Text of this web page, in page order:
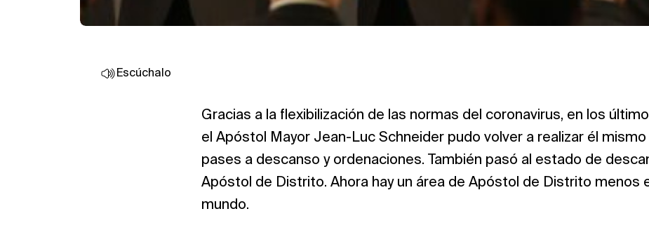
Escúchalo
Gracias a la flexibilización de las normas del coronavirus, en los
el Apóstol Mayor Jean-Luc Schneider pudo volver a realizar él
pases a descanso y ordenaciones. También pasó al estado de
Apóstol de Distrito. Ahora hay un área de Apóstol de Distrito menos
mundo.